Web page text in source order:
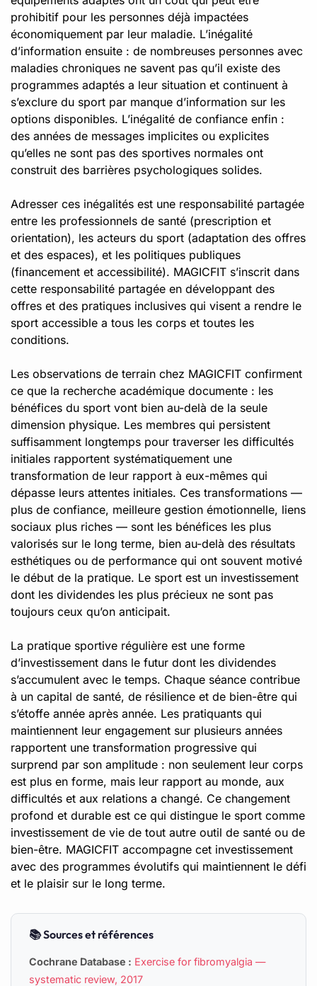
prohibitif pour les personnes déjà impactées
économiquement par leur maladie. L’inégalité
d’information ensuite : de nombreuses personnes avec
maladies chroniques ne savent pas qu’il existe des
programmes adaptés a leur situation et continuent à
s’exclure du sport par manque d’information sur les
options disponibles. L’inégalité de confiance enfin :
des années de messages implicites ou explicites
qu’elles ne sont pas des sportives normales ont
construit des barrières psychologiques solides.
Adresser ces inégalités est une responsabilité partagée
entre les professionnels de santé (prescription et
orientation), les acteurs du sport (adaptation des offres
et des espaces), et les politiques publiques
(financement et accessibilité). MAGICFIT s’inscrit dans
cette responsabilité partagée en développant des
offres et des pratiques inclusives qui visent a rendre le
sport accessible a tous les corps et toutes les
conditions.
Les observations de terrain chez MAGICFIT confirment
ce que la recherche académique documente : les
bénéfices du sport vont bien au-delà de la seule
dimension physique. Les membres qui persistent
suffisamment longtemps pour traverser les difficultés
initiales rapportent systématiquement une
transformation de leur rapport à eux-mêmes qui
dépasse leurs attentes initiales. Ces transformations —
plus de confiance, meilleure gestion émotionnelle, liens
sociaux plus riches — sont les bénéfices les plus
valorisés sur le long terme, bien au-delà des résultats
esthétiques ou de performance qui ont souvent motivé
le début de la pratique. Le sport est un investissement
dont les dividendes les plus précieux ne sont pas
toujours ceux qu’on anticipait.
La pratique sportive régulière est une forme
d’investissement dans le futur dont les dividendes
s’accumulent avec le temps. Chaque séance contribue
à un capital de santé, de résilience et de bien-être qui
s’étoffe année après année. Les pratiquants qui
maintiennent leur engagement sur plusieurs années
rapportent une transformation progressive qui
surprend par son amplitude : non seulement leur corps
est plus en forme, mais leur rapport au monde, aux
difficultés et aux relations a changé. Ce changement
profond et durable est ce qui distingue le sport comme
investissement de vie de tout autre outil de santé ou de
bien-être. MAGICFIT accompagne cet investissement
avec des programmes évolutifs qui maintiennent le défi
et le plaisir sur le long terme.
📚 Sources et références
Cochrane Database : Exercise for fibromyalgia —
systematic review, 2017